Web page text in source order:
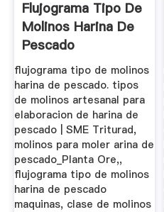
Flujograma Tipo De
Molinos Harina De
Pescado
flujograma tipo de molinos
harina de pescado. tipos
de molinos artesanal para
elaboracion de harina de
pescado | SME Triturad,
molinos para moler arina de
pescado_Planta Ore,,
flujograma tipo de molinos
harina de pescado
maquinas, clase de molinos